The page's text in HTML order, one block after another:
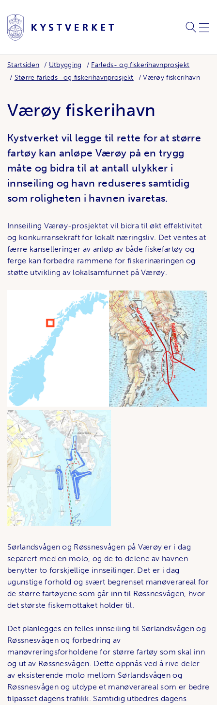
SØK
Startsiden Utbygging
Farleds- og fiskerihavnprosjekt
Større farleds- og fiskerihavnprosjekt
Værøy fiskerihavn
Værøy fiskerihavn
Kystverket vil legge til rette for at større
fartøy kan anløpe Værøy på en trygg
måte og bidra til at antall ulykker i
innseiling og havn reduseres samtidig
som roligheten i havnen ivaretas.
Innseiling Værøy-prosjektet vil bidra til økt effektivitet
og konkurransekraft for lokalt næringsliv. Det ventes at
færre kanselleringer av anløp av både fiskefartøy og
ferge kan forbedre rammene for fiskerinæringen og
støtte utvikling av lokalsamfunnet på Værøy.
Sørlandsvågen og Røssnesvågen på Værøy er i dag
separert med en molo, og de to delene av havnen
benytter to forskjellige innseilinger. Det er i dag
ugunstige forhold og svært begrenset manøverareal for
de større fartøyene som går inn til Røssnesvågen, hvor
det største fiskemottaket holder til.
Det planlegges en felles innseiling til Sørlandsvågen og
Røssnesvågen og forbedring av
manøvreringsforholdene for større fartøy som skal inn
og ut av Røssnesvågen. Dette oppnås ved å rive deler
av eksisterende molo mellom Sørlandsvågen og
Røssnesvågen og utdype et manøverareal som er bedre
tilpasset dagens trafikk. Samtidig utbedres dagens